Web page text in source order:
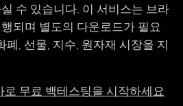
수 있습니다. 이 서비스는 브라
되며 별도의 다운로드가 필요
폐, 선물, 지수, 원자재 시장을 지
로 무료 백테스팅을 시작하세요